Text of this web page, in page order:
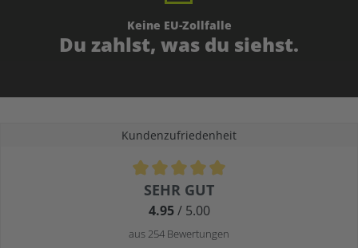
Keine EU-Zollfalle
Du zahlst, was du siehst.
Kundenzufriedenheit
Durchschnittliche Bewertung von 4.9 von 5 Sternen
SEHR GUT
4.95/ 5.00
aus 254 Bewertungen